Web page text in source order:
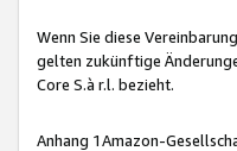
Wenn Sie diese
gelten zukünftige
Core S.à r.l. bezieht.
Anhang 1Amazon-